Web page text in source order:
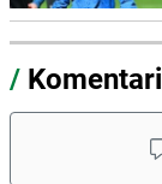
/ Komentari